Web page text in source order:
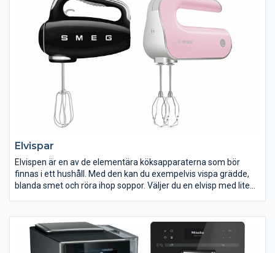
professionella och ansvarsförsäkrade yrkesmän som ser till din
diskmaskin blir korrekt installerad. Vi kan även erbjuda
hemleverans och bortforsling av din gamla diskmaskin.
Möjlighet och pris till leverans, installation och bortforsling
varierar mellan våra butiker. Kontakta din närmaste ELON-butik
för mer information.
Elvispar
Elvispen är en av de elementära köksapparaterna som bör
finnas i ett hushåll. Med den kan du exempelvis vispa grädde,
blanda smet och röra ihop soppor. Väljer du en elvisp med lite
Hos Elon hittar du elvispar både med och utan stativ och med
olika mycket effekt.